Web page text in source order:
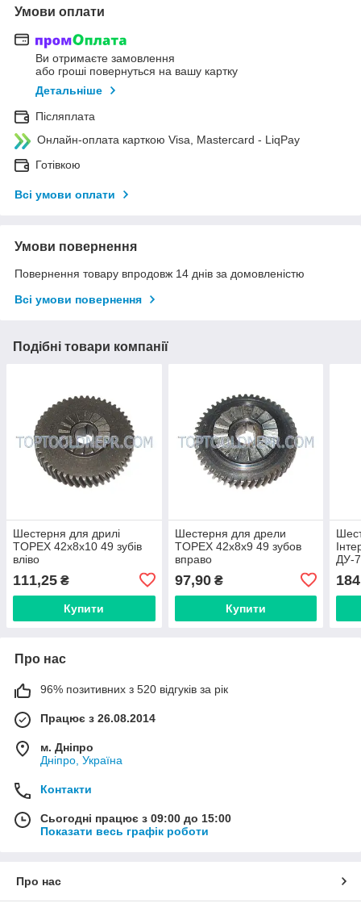
Умови оплати
Ви отримаєте замовлення
або гроші повернуться на вашу картку
Детальніше
Післяплата
Онлайн-оплата карткою Visa, Mastercard - LiqPay
Готівкою
Всі умови оплати
Умови повернення
Повернення товару впродовж 14 днів за домовленістю
Всі умови повернення
Подібні товари компанії
Шестерня для дрилі
TOPEX 42х8х10 49 зубів
вліво
111,25 ₴
Купити
Шестерня для дрели
TOPEX 42х8х9 49 зубов
вправо
97,90₴
Купити
ДУ-
184
Про нас
96% позитивних з 520 відгуків за рік
Працює з 26.08.2014
м. Дніпро
Дніпро, Україна
Контакти
Сьогодні працює з 09:00 до 15:00
Показати весь графік роботи
Про нас